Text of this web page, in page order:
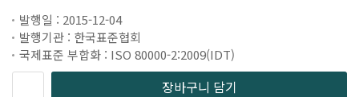
발행일 : 2015-12-04
발행기관 : 한국표준협회
국제표준 부합화 : ISO 80000-2:2009(IDT)
장바구니 담기